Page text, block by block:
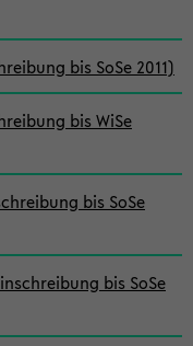
bis SoSe 2011)
bis WiSe
bis SoSe
bis SoSe